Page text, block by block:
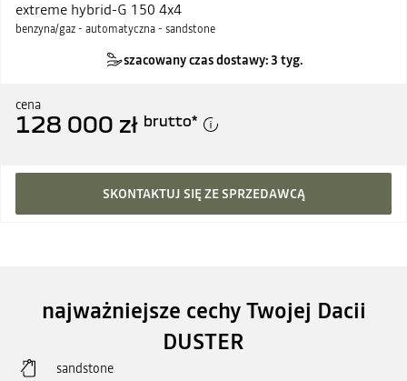
extreme hybrid-G 150 4x4
benzyna/gaz - automatyczna - sandstone
szacowany czas dostawy: 3 tyg.
cena
128 000 zł brutto*
SKONTAKTUJ SIĘ ZE SPRZEDAWCĄ
najważniejsze cechy Twojej Dacii
DUSTER
sandstone